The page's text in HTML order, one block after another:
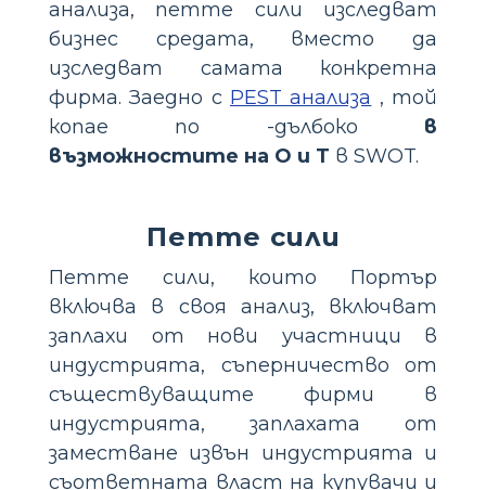
анализа, петте сили изследват
бизнес средата, вместо да
изследват самата конкретна
фирма. Заедно с PEST анализа , той
копае по -дълбоко в
възможностите на O и T в SWOT.
Петте сили
Петте сили, които Портър
включва в своя анализ, включват
заплахи от нови участници в
индустрията, съперничество от
съществуващите фирми в
индустрията, заплахата от
заместване извън индустрията и
съответната власт на купувачи и